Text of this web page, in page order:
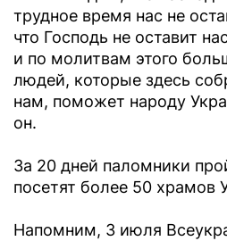
трудное время нас не
что Господь не оставит
и по молитвам этого
людей, которые здесь
нам, поможет народу
он.
За 20 дней паломники
посетят более 50 храмов
Напомним, 3 июля